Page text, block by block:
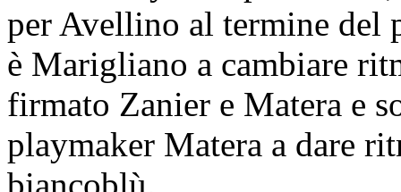
per Avellino al termine del
è Marigliano a cambiare
firmato Zanier e Matera e
playmaker Matera a dare
biancoblù.